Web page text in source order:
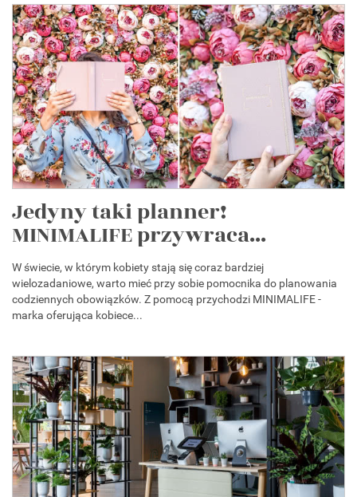
Jedyny taki planner!
MINIMALIFE przywraca...
W świecie, w którym kobiety stają się coraz bardziej
wielozadaniowe, warto mieć przy sobie pomocnika do planowania
codziennych obowiązków. Z pomocą przychodzi MINIMALIFE -
marka oferująca kobiece...